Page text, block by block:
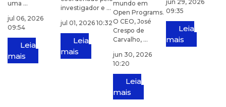
uma ...
jul 06, 2026
09:54
Leia
mais
investigador e ...
jul 01, 2026 10:32
Leia
mais
mundo em
Open Programs.
O CEO, José
Crespo de
Carvalho, ...
jun 30, 2026
10:20
Leia
mais
jun 29, 2026
09:35
Leia
mais